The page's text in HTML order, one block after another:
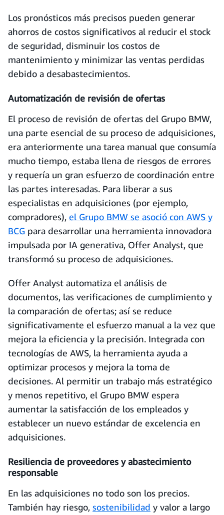
Los pronósticos más precisos pueden generar
ahorros de costos significativos al reducir el stock
de seguridad, disminuir los costos de
mantenimiento y minimizar las ventas perdidas
debido a desabastecimientos.
Automatización de revisión de ofertas
El proceso de revisión de ofertas del Grupo BMW,
una parte esencial de su proceso de adquisiciones,
era anteriormente una tarea manual que consumía
mucho tiempo, estaba llena de riesgos de errores
y requería un gran esfuerzo de coordinación entre
las partes interesadas. Para liberar a sus
especialistas en adquisiciones (por ejemplo,
compradores), el Grupo BMW se asoció con AWS y
BCG para desarrollar una herramienta innovadora
impulsada por IA generativa, Offer Analyst, que
transformó su proceso de adquisiciones.
Offer Analyst automatiza el análisis de
documentos, las verificaciones de cumplimiento y
la comparación de ofertas; así se reduce
significativamente el esfuerzo manual a la vez que
mejora la eficiencia y la precisión. Integrada con
tecnologías de AWS, la herramienta ayuda a
optimizar procesos y mejora la toma de
decisiones. Al permitir un trabajo más estratégico
y menos repetitivo, el Grupo BMW espera
aumentar la satisfacción de los empleados y
establecer un nuevo estándar de excelencia en
adquisiciones.
Resiliencia de proveedores y abastecimiento
responsable
En las adquisiciones no todo son los precios.
También hay riesgo, sostenibilidad y valor a largo